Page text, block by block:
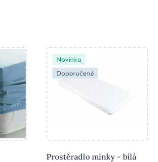
Novinka
Doporučené
Prostěradlo minky - bílá